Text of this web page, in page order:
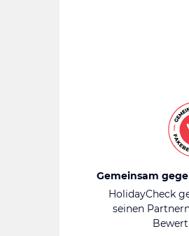
Gemeinsam
HolidayCheck
seinen